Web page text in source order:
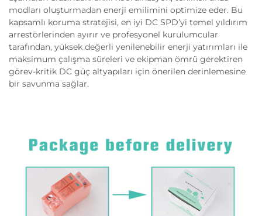
modları oluşturmadan enerji emilimini optimize eder. Bu
kapsamlı koruma stratejisi, en iyi DC SPD’yi temel yıldırım
arrestörlerinden ayırır ve profesyonel kurulumcular
tarafından, yüksek değerli yenilenebilir enerji yatırımları ile
maksimum çalışma süreleri ve ekipman ömrü gerektiren
görev-kritik DC güç altyapıları için önerilen derinlemesine
bir savunma sağlar.